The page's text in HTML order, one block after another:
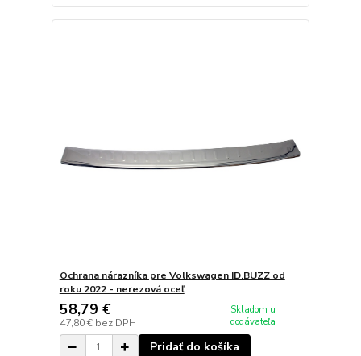
Ochrana nárazníka pre Volkswagen ID.BUZZ od
roku 2022 - nerezová oceľ
58,79 €
47,80 € bez DPH
Skladom u
dodávateľa
Pridať do košíka